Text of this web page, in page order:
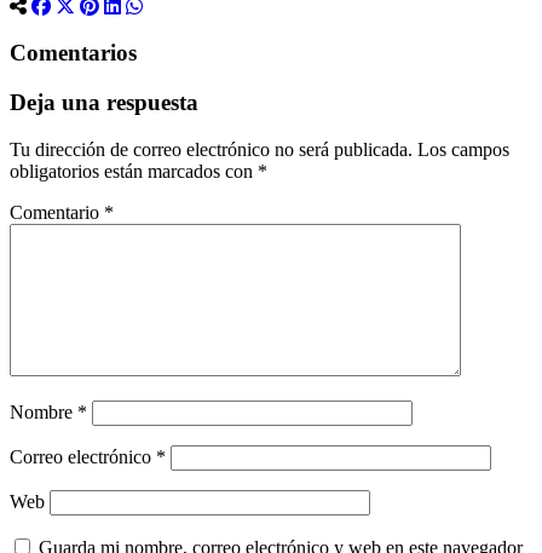
Comentarios
Deja una respuesta
Tu dirección de correo electrónico no será publicada. Los campos
obligatorios están marcados con *
Comentario *
Nombre *
Correo electrónico *
Web
Guarda mi nombre, correo electrónico y web en este navegador